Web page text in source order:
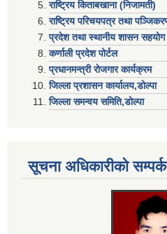
राष्ट्रिय किताबखाना (निजामती)
राष्ट्रिय परिचयपत्र तथा
प्रदेश तथा स्थानीय शासन
कर्णाली प्रदेश पोर्टल
प्रधानमन्त्री राेजगार कार्यक्रम
जिल्ला प्रशासन कार्यालय,डोल्पा
जिल्ला समन्वय समिति,डोल्प
सूचना अधिकारीकाे